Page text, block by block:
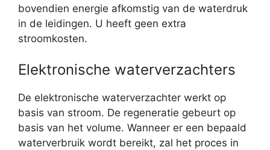
bovendien energie afkomstig van de waterdruk
in de leidingen. U heeft geen extra
stroomkosten.
Elektronische waterverzachters
De elektronische waterverzachter werkt op
basis van stroom. De regeneratie gebeurt op
basis van het volume. Wanneer er een bepaald
waterverbruik wordt bereikt, zal het proces in